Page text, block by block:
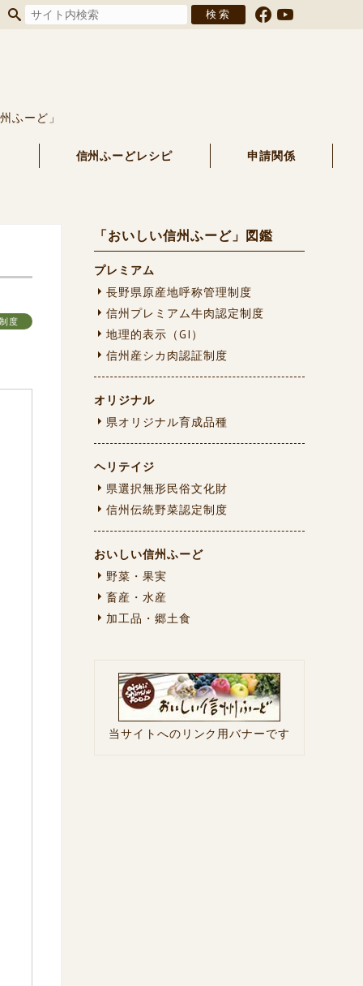
ふーど」
信州ふーどレシピ 申請関係
度
「おいしい信州ふーど」図鑑
プレミアム
長野県原産地呼称管理制度
信州プレミアム牛肉認定制度
地理的表示（GI）
信州産シカ肉認証制度
オリジナル
県オリジナル育成品種
ヘリテイジ
県選択無形民俗文化財
信州伝統野菜認定制度
おいしい信州ふーど
野菜・果実
畜産・水産
加工品・郷土食
当サイトへのリンク用バナーです